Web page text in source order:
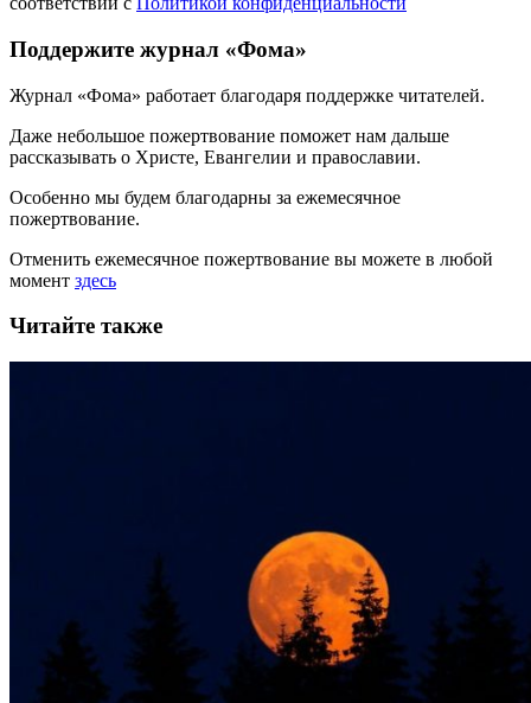
Поддержите журнал «Фома»
Журнал «Фома» работает благодаря поддержке читателей.
Даже небольшое пожертвование поможет нам дальше
рассказывать о Христе, Евангелии и православии.
Особенно мы будем благодарны за ежемесячное
пожертвование.
Отменить ежемесячное пожертвование вы можете в любой
момент здесь
Читайте также